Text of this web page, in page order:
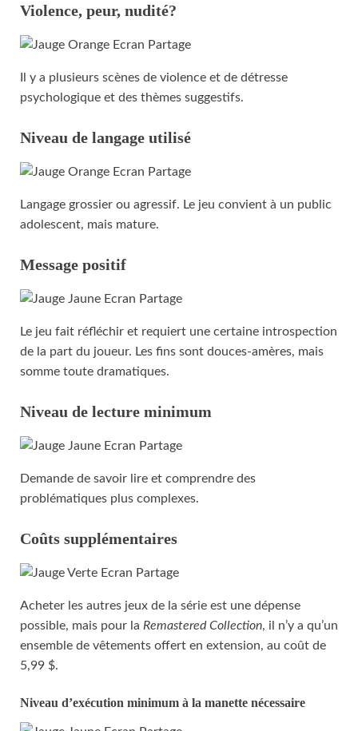
Violence, peur, nudité?
Il y a plusieurs scènes de violence et de détresse
psychologique et des thèmes suggestifs.
Niveau de langage utilisé
Langage grossier ou agressif. Le jeu convient à un public
adolescent, mais mature.
Message positif
Le jeu fait réfléchir et requiert une certaine introspection
de la part du joueur. Les fins sont douces-amères, mais
somme toute dramatiques.
Niveau de lecture minimum
Demande de savoir lire et comprendre des
problématiques plus complexes.
Coûts supplémentaires
Acheter les autres jeux de la série est une dépense
possible, mais pour la Remastered Collection, il n’y a qu’un
ensemble de vêtements offert en extension, au coût de
5,99 $.
Niveau d’exécution minimum à la manette nécessaire